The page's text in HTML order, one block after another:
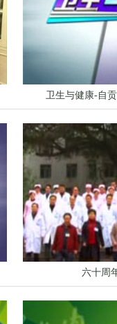
卫生与健康-自
六十周